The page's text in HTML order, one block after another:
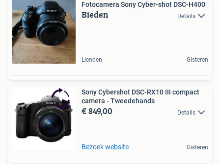
Fotocamera Sony Cyber-shot DSC-H400
Bieden Details
Lienden Gisteren
Sony Cybershot DSC-RX10 III compact
camera - Tweedehands
€ 849,00 Details
Bezoek website Gisteren